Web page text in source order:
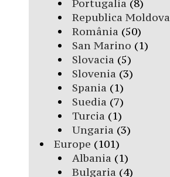
Portugalia (8)
Republica Moldova
România (50)
San Marino (1)
Slovacia (5)
Slovenia (3)
Spania (1)
Suedia (7)
Turcia (1)
Ungaria (3)
Europe (101)
Albania (1)
Bulgaria (4)